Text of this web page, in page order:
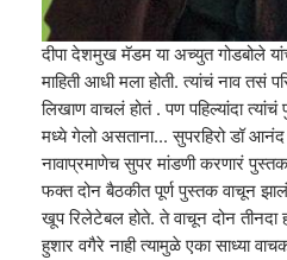
दीपा देशमुख मॅडम या अच्युत गोडबोले
माहिती आधी मला होती. त्यांचं नाव तसं
लिखाण वाचलं होतं . पण पहिल्यांदा
मध्ये गेलो असताना... सुपरहिरो डॉ
नावाप्रमाणेच सुपर मांडणी करणारं
फक्त दोन बैठकीत पूर्ण पुस्तक वाचून
खूप रिलेटेबल होते. ते वाचून दोन
हुशार वगैरे नाही त्यामुळे एका साध्या